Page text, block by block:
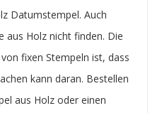
Datumstempel. Auch
aus Holz nicht finden. Die
fixen Stempeln ist, dass
kann daran. Bestellen
aus Holz oder einen